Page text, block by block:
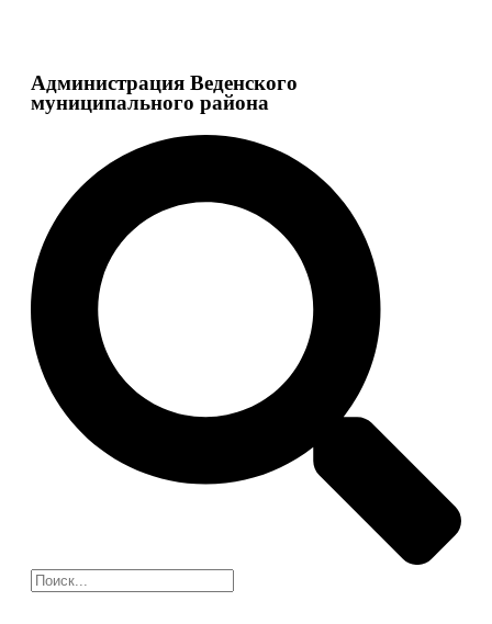
Администрация Веденского
муниципального района